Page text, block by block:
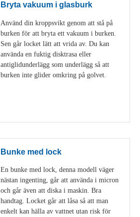
Bryta vakuum i glasburk
Använd din kroppsvikt genom att stå på
burken för att bryta ett vakuum i burken.
Sen går locket lätt att vrida av. Du kan
använda en fuktig disktrasa eller
antiglidunderlägg som underlägg så att
burken inte glider omkring på golvet.
Bunke med lock
En bunke med lock, denna modell väger
nästan ingenting, går att använda i micron
och går även att diska i maskin. Bra
handtag. Locket går att låsa så att man
enkelt kan hälla av vattnet utan risk för